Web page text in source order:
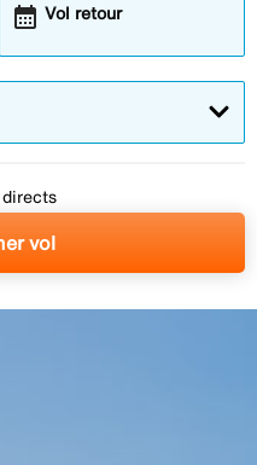
Vol retour
calendar_month
directs
vol